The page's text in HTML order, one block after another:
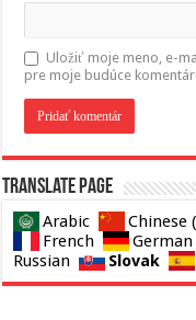
Uložiť moje meno, e-
pre moje budúce
Translate page
Arabic Chinese
French
German
Russian
Slovak